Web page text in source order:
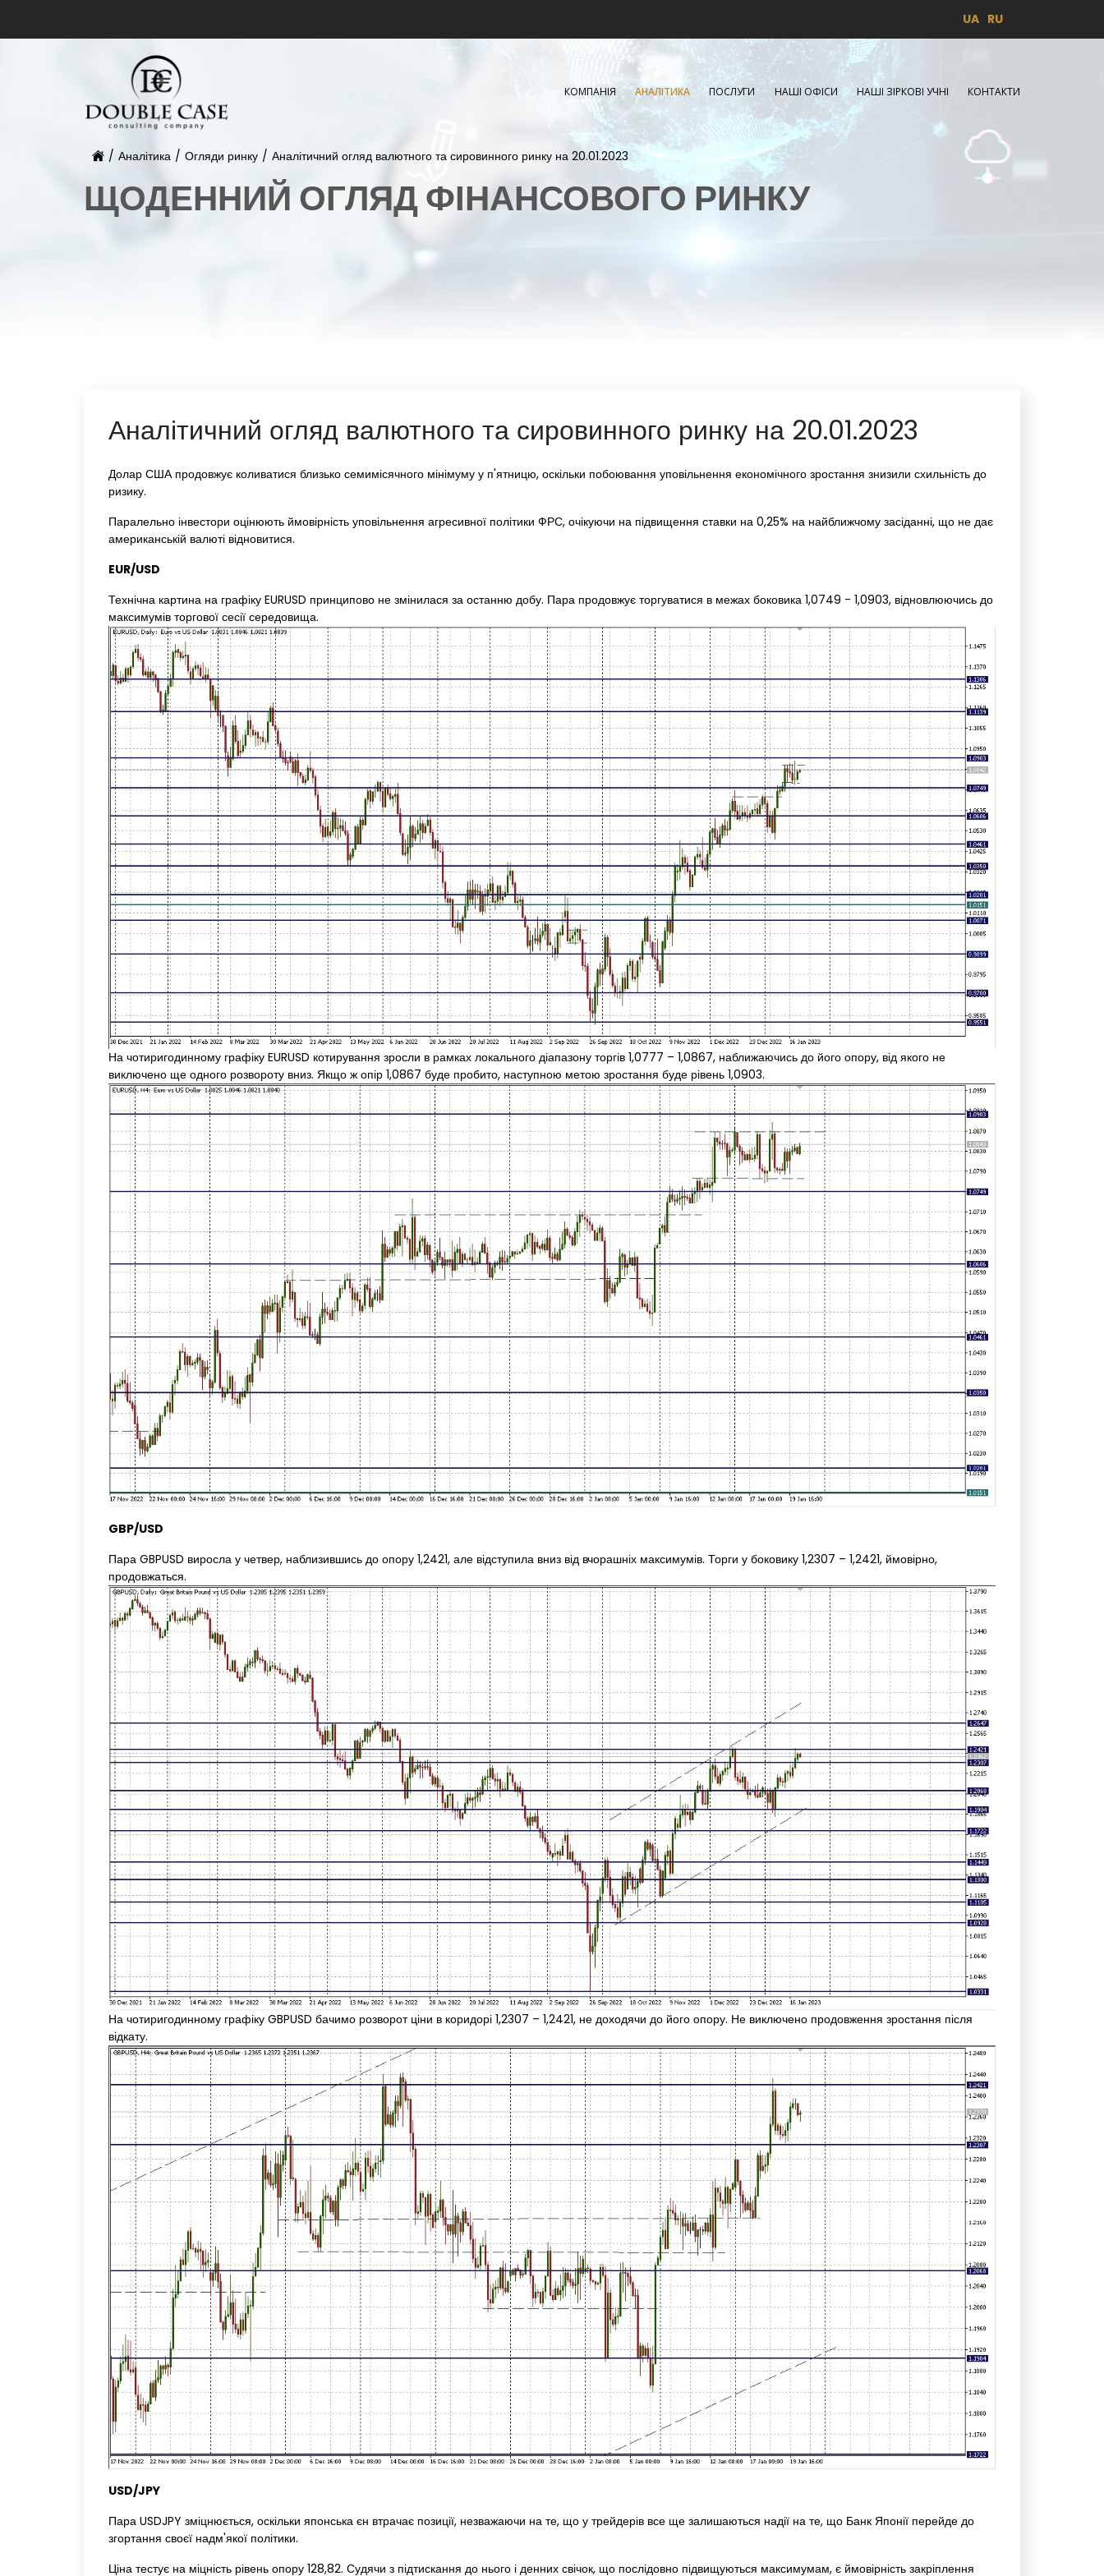
UA RU
КОМПАНІЯ АНАЛІТИКА ПОСЛУГИ НАШІ ОФІСИ НАШІ ЗІРКОВІ УЧНІ КОНТАКТИ
/ Аналітика / Огляди ринку / Аналітичний огляд валютного та сировинного ринку на 20.01.2023
ЩОДЕННИЙ ОГЛЯД ФІНАНСОВОГО РИНКУ
Аналітичний огляд валютного та сировинного ринку на 20.01.2023
Долар США продовжує коливатися близько семимісячного мінімуму у п'ятницю, оскільки побоювання уповільнення економічного зростання знизили схильність до
ризику.
Паралельно інвестори оцінюють ймовірність уповільнення агресивної політики ФРС, очікуючи на підвищення ставки на 0,25% на найближчому засіданні, що не дає
американській валюті відновитися.
EUR/USD
Технічна картина на графіку EURUSD принципово не змінилася за останню добу. Пара продовжує торгуватися в межах боковика 1,0749 - 1,0903, відновлюючись до
максимумів торгової сесії середовища.
На чотиригодинному графіку EURUSD котирування зросли в рамках локального діапазону торгів 1,0777 – 1,0867, наближаючись до його опору, від якого не
виключено ще одного розвороту вниз. Якщо ж опір 1,0867 буде пробито, наступною метою зростання буде рівень 1,0903.
GBP/USD
Пара GBPUSD виросла у четвер, наблизившись до опору 1,2421, але відступила вниз від вчорашніх максимумів. Торги у боковику 1,2307 – 1,2421, ймовірно,
продовжаться.
На чотиригодинному графіку GBPUSD бачимо розворот ціни в коридорі 1,2307 – 1,2421, не доходячи до його опору. Не виключено продовження зростання після
відкату.
USD/JPY
Пара USDJPY зміцнюється, оскільки японська єн втрачає позиції, незважаючи на те, що у трейдерів все ще залишаються надії на те, що Банк Японії перейде до
згортання своєї надм'якої політики.
Ціна тестує на міцність рівень опору 128,82. Судячи з підтискання до нього і денних свічок, що послідовно підвищуються максимумам, є ймовірність закріплення